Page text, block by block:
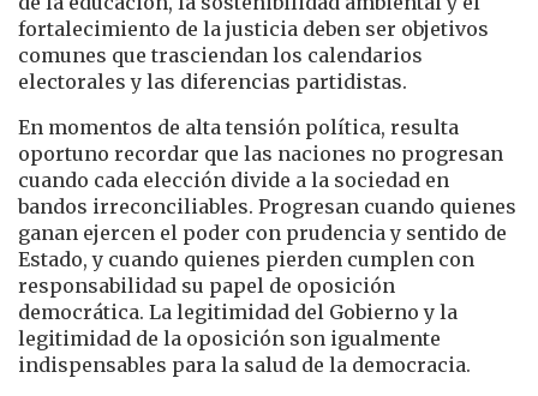
fortalecimiento de la justicia deben ser objetivos
comunes que trasciendan los calendarios
electorales y las diferencias partidistas.
En momentos de alta tensión política, resulta
oportuno recordar que las naciones no progresan
cuando cada elección divide a la sociedad en
bandos irreconciliables. Progresan cuando quienes
ganan ejercen el poder con prudencia y sentido de
Estado, y cuando quienes pierden cumplen con
responsabilidad su papel de oposición
democrática. La legitimidad del Gobierno y la
legitimidad de la oposición son igualmente
indispensables para la salud de la democracia.